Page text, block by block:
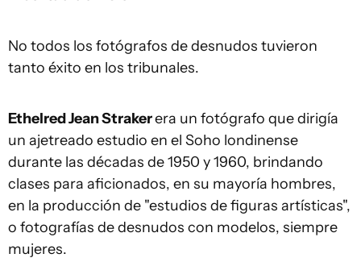
No todos los fotógrafos de desnudos tuvieron
tanto éxito en los tribunales.
Ethelred Jean Strakerera un fotógrafo que dirigía
un ajetreado estudio en el Soho londinense
durante las décadas de 1950 y 1960, brindando
clases para aficionados, en su mayoría hombres,
en la producción de "estudios de figuras artísticas",
o fotografías de desnudos con modelos, siempre
mujeres.